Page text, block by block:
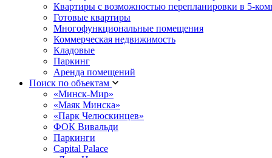
Квартиры с возможностью перепланировки в 5-
Готовые квартиры
Многофункциональные помещения
Коммерческая недвижимость
Кладовые
Паркинг
Аренда помещений
Поиск по объектам
«Минск-Мир»
«Маяк Минска»
«Парк Челюскинцев»
ФОК Вивальди
Паркинги
Capital Palace